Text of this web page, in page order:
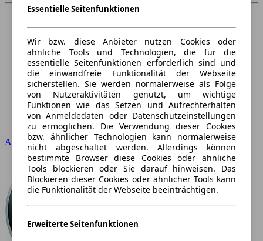
Audi
Essentielle Seitenfunktionen
Wir bzw. diese Anbieter nutzen Cookies oder
ähnliche Tools und Technologien, die für die
essentielle Seitenfunktionen erforderlich sind und
die einwandfreie Funktionalität der Webseite
sicherstellen. Sie werden normalerweise als Folge
von Nutzeraktivitäten genutzt, um wichtige
Funktionen wie das Setzen und Aufrechterhalten
von Anmeldedaten oder Datenschutzeinstellungen
zu ermöglichen. Die Verwendung dieser Cookies
bzw. ähnlicher Technologien kann normalerweise
nicht abgeschaltet werden. Allerdings können
bestimmte Browser diese Cookies oder ähnliche
Tools blockieren oder Sie darauf hinweisen. Das
Blockieren dieser Cookies oder ähnlicher Tools kann
die Funktionalität der Webseite beeinträchtigen.
Erweiterte Seitenfunktionen